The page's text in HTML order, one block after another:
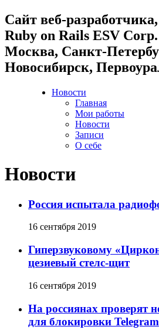
Cайт веб-
Ruby on Rails ESV
Москва, Санкт-
Новосибирск,
Новости
Главная
Мои работы
Новости
Записи
О себе
Новости
Россия испытала
16 сентября 2019
Гиперзвуковому
цезиевый стелс-щит
16 сентября 2019
На россиянах проверят
для блокировки Telegram